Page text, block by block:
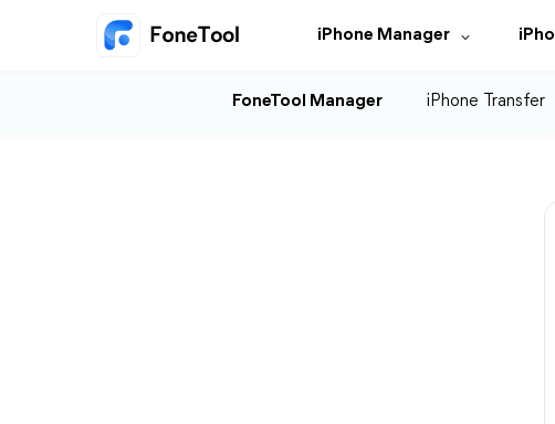
iPhone Manager
FoneTool Manager iPhone Transfer